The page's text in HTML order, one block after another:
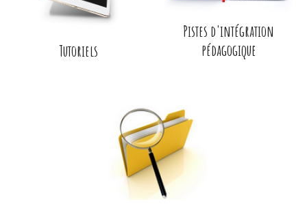
Tutoriels
Pistes d'intégration
pédagogique